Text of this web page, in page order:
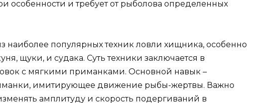
особенности и требует от рыболова определенных
наиболее популярных техник ловли хищника, особенно
щуки, и судака. Суть техники заключается в
с мягкими приманками. Основной навык –
имитирующее движение рыбы-жертвы. Важно
амплитуду и скорость подергиваний в